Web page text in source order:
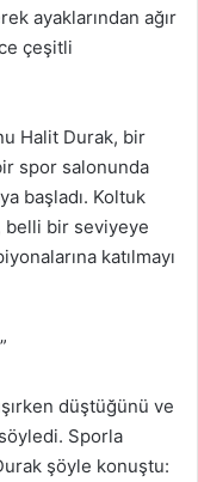
ayaklarından ağır
çeşitli
Halit Durak, bir
spor salonunda
başladı. Koltuk
belli bir seviyeye
katılmayı
düştüğünü ve
Sporla
şöyle konuştu: